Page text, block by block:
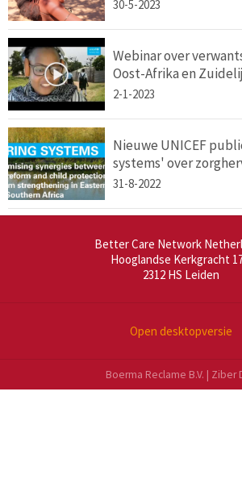
30-5-2023
Webinar over
Oost-Afrika en
2-1-2023
Nieuwe UNICEF
systems' over
31-8-2022
Better Care Network
Hooglandse Kerkgracht
2312 HS Leiden
Open desktopversie
Boerma Reclame B.V. | Ziber